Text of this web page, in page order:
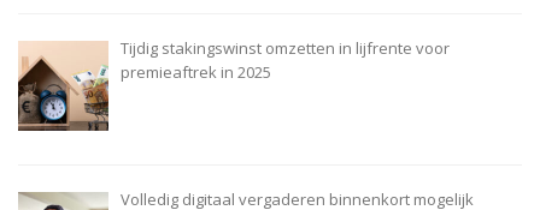
Tijdig stakingswinst omzetten in lijfrente voor
premieaftrek in 2025
Volledig digitaal vergaderen binnenkort mogelijk